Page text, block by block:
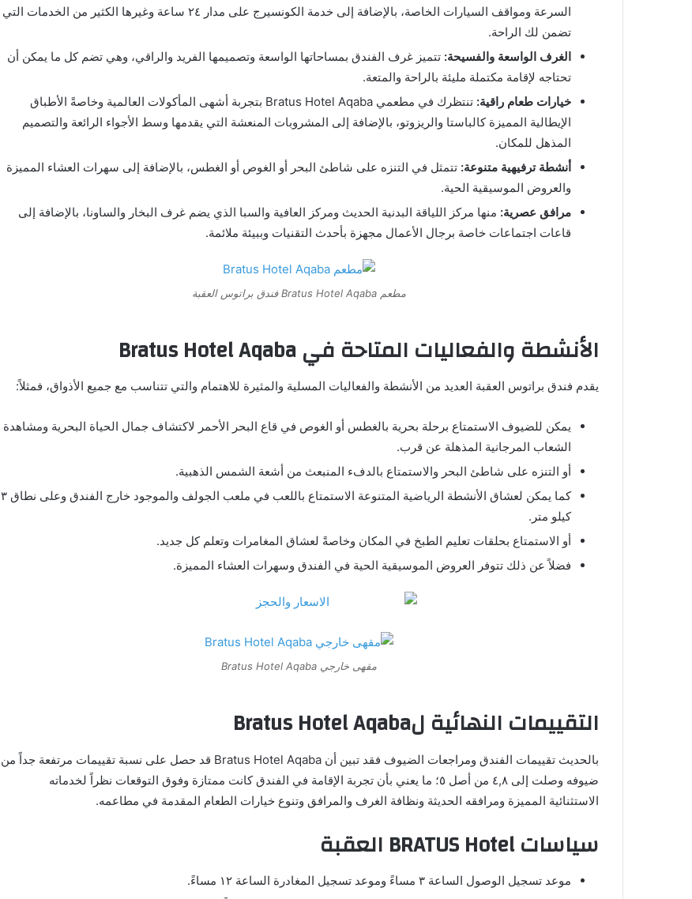
السرعة ومواقف السيارات الخاصة، بالإضافة إلى خدمة الكونسيرج على مدار ٢٤ ساعة وغيرها الكثير من الخدمات التي
تضمن لك الراحة.
الغرف الواسعة والفسيحة: تتميز غرف الفندق بمساحاتها الواسعة وتصميمها الفريد والراقي، وهي تضم كل ما يمكن أن
تحتاجه لإقامة مكتملة مليئة بالراحة والمتعة.
خيارات طعام راقية:
تنتظرك في مطعمي Bratus Hotel Aqaba بتجربة أشهى المأكولات العالمية وخاصةً الأطباق
الإيطالية المميزة كالباستا والريزوتو، بالإضافة إلى المشروبات المنعشة التي يقدمها وسط الأجواء الرائعة والتصميم
المذهل للمكان.
أنشطة ترفيهية متنوعة: تتمثل في التنزه على شاطئ البحر أو الغوص أو الغطس، بالإضافة إلى سهرات العشاء المميزة
والعروض الموسيقية الحية.
مرافق عصرية: منها مركز اللياقة البدنية الحديث ومركز العافية والسبا الذي يضم غرف البخار والساونا، بالإضافة إلى
قاعات اجتماعات خاصة برجال الأعمال مجهزة بأحدث التقنيات وببيئة ملائمة.
مطعم Bratus Hotel Aqaba فندق براتوس العقبة
الأنشطة والفعاليات المتاحة في Bratus Hotel Aqaba
يقدم فندق براتوس العقبة العديد من الأنشطة والفعاليات المسلية والمثيرة للاهتمام والتي تتناسب مع جميع الأذواق، فمثلاً:
يمكن للضيوف الاستمتاع برحلة بحرية بالغطس أو الغوص في قاع البحر الأحمر لاكتشاف جمال الحياة البحرية ومشاهدة
الشعاب المرجانية المذهلة عن قرب.
أو التنزه على شاطئ البحر والاستمتاع بالدفء المنبعث من أشعة الشمس الذهبية.
كما يمكن لعشاق الأنشطة الرياضية المتنوعة الاستمتاع باللعب في ملعب الجولف والموجود خارج الفندق وعلى نطاق ٣
كيلو متر.
أو الاستمتاع بحلقات تعليم الطبخ في المكان وخاصةً لعشاق المغامرات وتعلم كل جديد.
فضلاً عن ذلك تتوفر العروض الموسيقية الحية في الفندق وسهرات العشاء المميزة.
مقهى خارجي Bratus Hotel Aqaba
التقييمات النهائية لBratus Hotel Aqaba
بالحديث تقييمات الفندق ومراجعات الضيوف فقد تبين أن Bratus Hotel Aqaba قد حصل على نسبة تقييمات مرتفعة جداً من
ضيوفه وصلت إلى ٤,٨ من أصل ٥؛ ما يعني بأن تجربة الإقامة في الفندق كانت ممتازة وفوق التوقعات نظراً لخدماته
الاستثنائية المميزة ومرافقه الحديثة ونظافة الغرف والمرافق وتنوع خيارات الطعام المقدمة في مطاعمه.
سياسات BRATUS Hotel العقبة
موعد تسجيل الوصول الساعة ٣ مساءً وموعد تسجيل المغادرة الساعة ١٢ مساءً.